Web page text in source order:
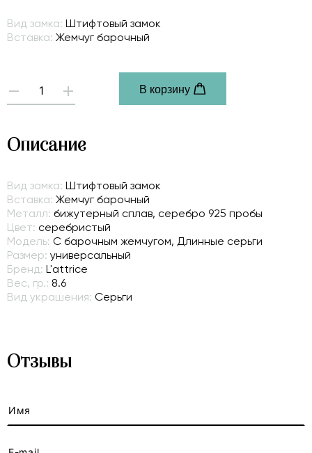
Вид замка: Штифтовый замок
Вставка: Жемчуг барочный
- +
В корзину
Описание
Вид замка: Штифтовый замок
Вставка: Жемчуг барочный
Металл: бижутерный сплав, серебро 925 пробы
Цвет: серебристый
Модель: С барочным жемчугом, Длинные серьги
Размер: универсальный
Бренд: L'attrice
Вес, гр.: 8.6
Вид украшения: Серьги
Отзывы